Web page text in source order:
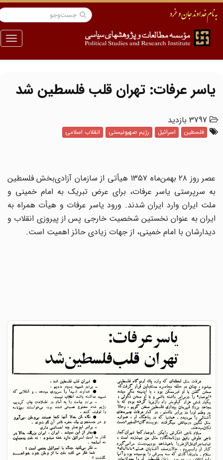
منو
یاسر عرفات: تهران قلب فلسطین شد
3797 بازدید
فلسطین اسرائیل رژیم صهیونیستی انقلاب اسلامی
عصر روز ۲۸ بهمن‌ماه ۱۳۵۷ هیأتی از سازمان آزادی‌بخش فلسطین
به سرپرستى یاسر عرفات، براى عرض تبریک به امام خمینى و
ملت ایران وارد ایران شدند. ورود یاسر عرفات و هیأت همراه به
ایران به عنوان نخستین شخصیت خارجى پس از پیروزى انقلاب و
دیدارشان با امام خمینی، از جهات زیادى حائز اهمیت است.